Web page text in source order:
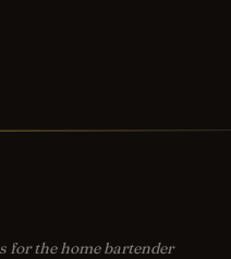
for the home bartender